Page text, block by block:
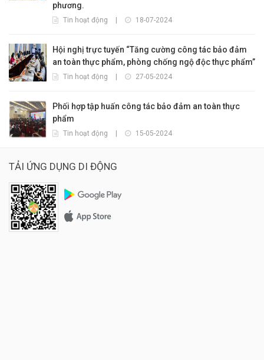
phương.
Tin hoạt động 18-07-2024
Hội nghị trực tuyến “Tăng cường công tác bảo đảm
an toàn thực phẩm, phòng chống ngộ độc thực phẩm”
Tin hoạt động 27-05-2024
Phối hợp tập huấn công tác bảo đảm an toàn thực
phẩm
Tin hoạt động 15-05-2024
TẢI ỨNG DỤNG DI ĐỘNG